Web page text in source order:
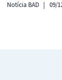
Notícia BAD 09/